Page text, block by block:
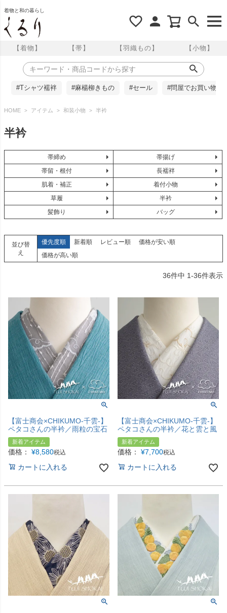
着物と和の暮らし
【着物】 【帯】 【羽織もの】 【小物】
#Tシャツ襦袢 #麻楊柳きもの #セール #問屋でお買い物
HOME アイテム 和装小物 半衿
半衿
帯締め
帯揚げ
帯留・根付
長襦袢
肌着・補正
着付小物
草履
半衿
髪飾り
バッグ
並び替
え
優先度順 新着順 レビュー順
価格が安い順
価格が高い順
36件中 1-36件表示
【富士商会×CHIKUMO-千雲-】
ペタコさんの半衿／雨粒の宝石
新着アイテム
価格： ¥8,580税込
カートに入れる
【富士商会×CHIKUMO-千雲-】
ペタコさんの半衿／花と雲と風
新着アイテム
価格： ¥7,700税込
カートに入れる